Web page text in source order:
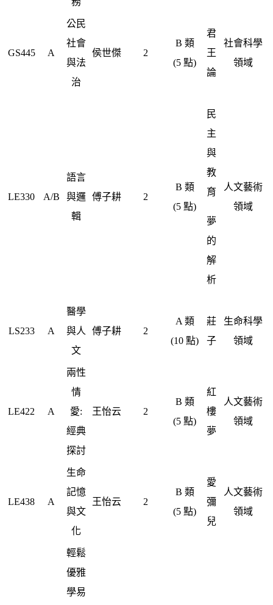
GS445 A
公民
社會
與法
治
侯世傑 2
B 類
(5 點)
君
王
論
社會科學
領域
LE330 A/B
語言
與邏
輯
傅子耕 2
B 類
(5 點)
民
主
與
教
育
夢
的
解
析
人文藝術
領域
LS233 A
醫學
與人
文
傅子耕 2
A 類
(10 點)
莊
子
生命科學
領域
LE422 A
兩性
情
愛:
經典
探討
王怡云 2
B 類
(5 點)
紅
樓
夢
人文藝術
領域
LE438 A
生命
記憶
與文
化
王怡云 2
B 類
(5 點)
愛
彌
兒
人文藝術
領域
輕鬆
優雅
學易